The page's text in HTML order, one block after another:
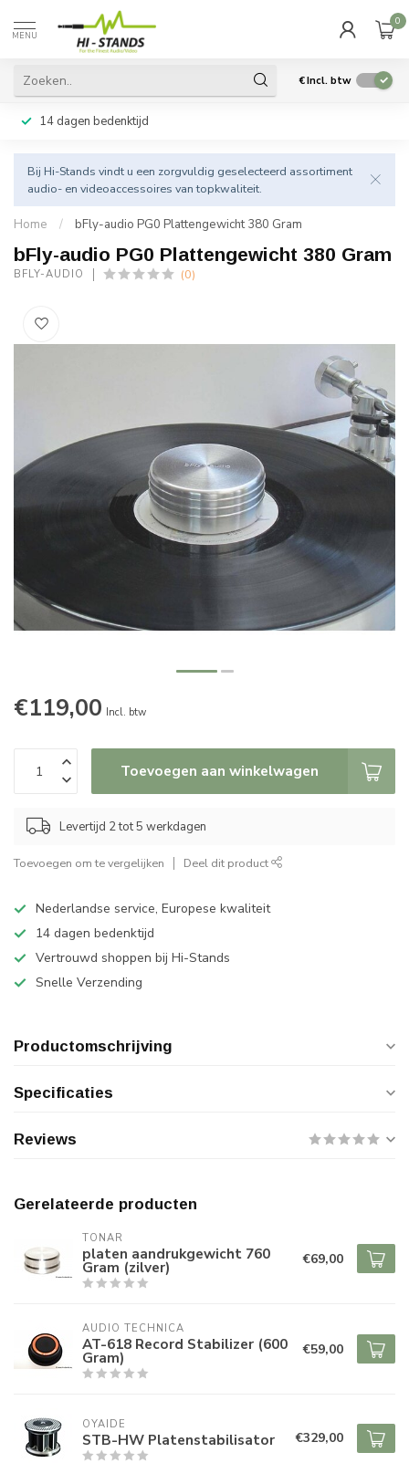
MENU
0
€Incl. btw
14 dagen bedenktijd
Bij Hi-Stands vindt u een zorgvuldig geselecteerd assortiment
audio- en videoaccessoires van topkwaliteit.
Home / bFly-audio PG0 Plattengewicht 380 Gram
bFly-audio PG0 Plattengewicht 380 Gram
BFLY-AUDIO (0)
€119,00 Incl. btw
Toevoegen aan winkelwagen
Levertijd 2 tot 5 werkdagen
Toevoegen om te vergelijken Deel dit product
Nederlandse service, Europese kwaliteit
14 dagen bedenktijd
Vertrouwd shoppen bij Hi-Stands
Snelle Verzending
Productomschrijving
Specificaties
Reviews
Gerelateerde producten
TONAR
platen aandrukgewicht 760
Gram (zilver) €69,00
AUDIO TECHNICA
AT-618 Record Stabilizer (600
Gram) €59,00
OYAIDE
STB-HW Platenstabilisator €329,00